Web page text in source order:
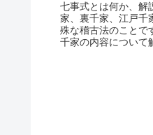
七事式とは何か、解
家、裏千家、江戸千
殊な稽古法のことで
千家の内容について